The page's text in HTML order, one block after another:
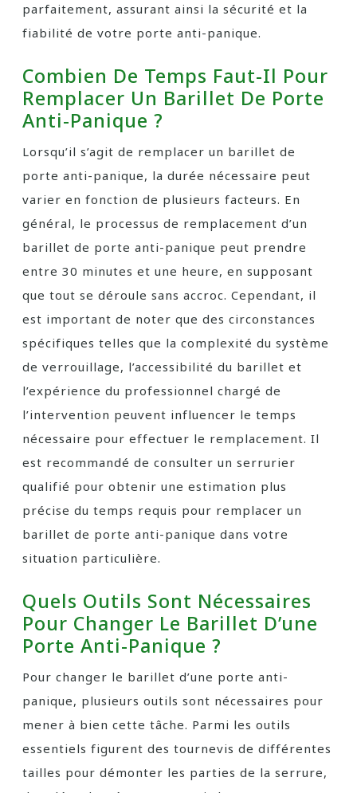
parfaitement, assurant ainsi la sécurité et la
fiabilité de votre porte anti-panique.
Combien De Temps Faut-Il Pour
Remplacer Un Barillet De Porte
Anti-Panique ?
Lorsqu’il s’agit de remplacer un barillet de
porte anti-panique, la durée nécessaire peut
varier en fonction de plusieurs facteurs. En
général, le processus de remplacement d’un
barillet de porte anti-panique peut prendre
entre 30 minutes et une heure, en supposant
que tout se déroule sans accroc. Cependant, il
est important de noter que des circonstances
spécifiques telles que la complexité du système
de verrouillage, l’accessibilité du barillet et
l’expérience du professionnel chargé de
l’intervention peuvent influencer le temps
nécessaire pour effectuer le remplacement. Il
est recommandé de consulter un serrurier
qualifié pour obtenir une estimation plus
précise du temps requis pour remplacer un
barillet de porte anti-panique dans votre
situation particulière.
Quels Outils Sont Nécessaires
Pour Changer Le Barillet D’une
Porte Anti-Panique ?
Pour changer le barillet d’une porte anti-
panique, plusieurs outils sont nécessaires pour
mener à bien cette tâche. Parmi les outils
essentiels figurent des tournevis de différentes
tailles pour démonter les parties de la serrure,